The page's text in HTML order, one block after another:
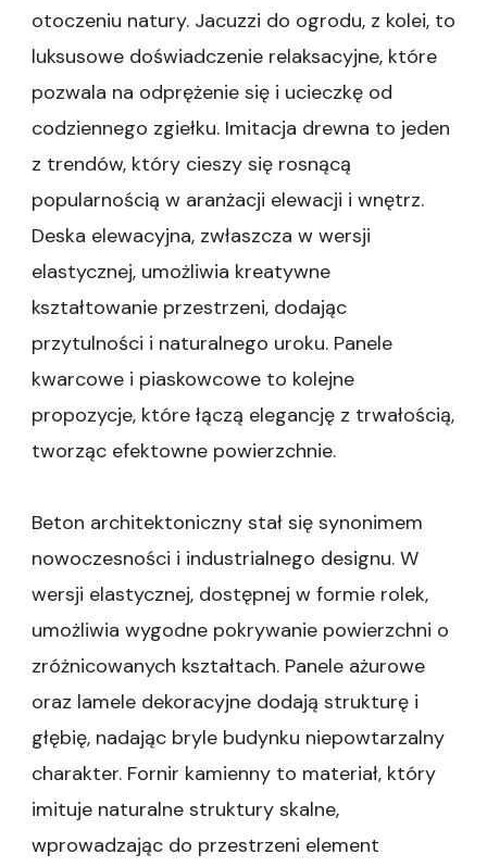
otoczeniu natury. Jacuzzi do ogrodu, z kolei, to
luksusowe doświadczenie relaksacyjne, które
pozwala na odprężenie się i ucieczkę od
codziennego zgiełku. Imitacja drewna to jeden
z trendów, który cieszy się rosnącą
popularnością w aranżacji elewacji i wnętrz.
Deska elewacyjna, zwłaszcza w wersji
elastycznej, umożliwia kreatywne
kształtowanie przestrzeni, dodając
przytulności i naturalnego uroku. Panele
kwarcowe i piaskowcowe to kolejne
propozycje, które łączą elegancję z trwałością,
tworząc efektowne powierzchnie.
Beton architektoniczny stał się synonimem
nowoczesności i industrialnego designu. W
wersji elastycznej, dostępnej w formie rolek,
umożliwia wygodne pokrywanie powierzchni o
zróżnicowanych kształtach. Panele ażurowe
oraz lamele dekoracyjne dodają strukturę i
głębię, nadając bryle budynku niepowtarzalny
charakter. Fornir kamienny to materiał, który
imituje naturalne struktury skalne,
wprowadzając do przestrzeni element